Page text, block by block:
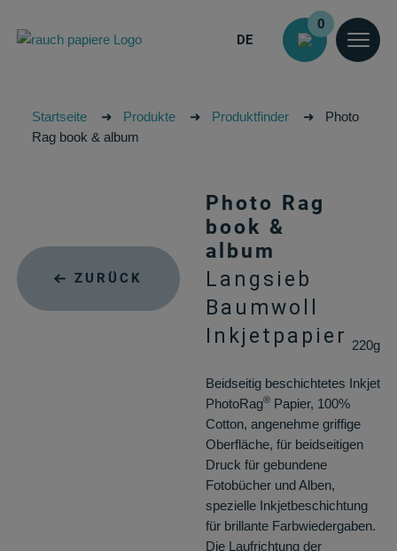
DE
0
Startseite ➜ Produkte ➜ Produktfinder ➜ Photo
Rag book & album
ZURÜCK
Photo Rag
book &
album
Langsieb
Baumwoll
Inkjetpapier 220g
Beidseitig beschichtetes Inkjet
PhotoRag® Papier, 100%
Cotton, angenehme griffige
Oberfläche, für beidseitigen
Druck für gebundene
Fotobücher und Alben,
spezielle Inkjetbeschichtung
für brillante Farbwiedergaben.
Die Laufrichtung der